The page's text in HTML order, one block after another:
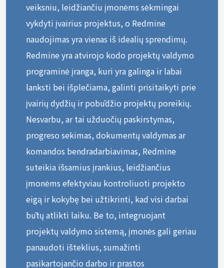
veiksniu, leidžiančiu įmonėms sėkmingai
vykdyti įvairius projektus, o Redmine
naudojimas yra vienas iš idealių sprendimų.
Redmine yra atvirojo kodo projektų valdymo
programinė įranga, kuri yra galinga ir labai
lanksti bei išplečiama, galinti prisitaikyti prie
įvairių dydžių ir pobūdžio projektų poreikių.
Nesvarbu, ar tai užduočių paskirstymas,
progreso sekimas, dokumentų valdymas ar
komandos bendradarbiavimas, Redmine
suteikia išsamius įrankius, leidžiančius
įmonėms efektyviau kontroliuoti projekto
eigą ir kokybę bei užtikrinti, kad visi darbai
būtų atlikti laiku. Be to, integruojant
projektų valdymo sistemą, įmonės gali geriau
panaudoti išteklius, sumažinti
pasikartojančio darbo ir prastos